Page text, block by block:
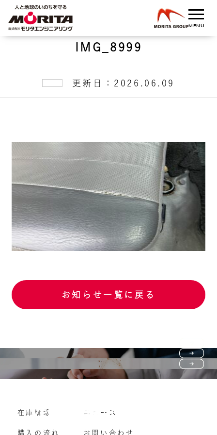
IMG_8999
更新日：2026.06.09
お知らせ一覧に戻る
購入の流れ
よくいただくご質問
Vehicle purchase
車両買い取り
在庫情報
購入の流れ
ニュース
お問い合わせ